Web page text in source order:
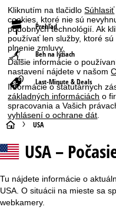
Kliknutím na tlačidloSúhlasiť
cookies, ktoré nie sú
podobných technológií. Ak
používať len služby, ktoré
plnenie zmluvy.
Ďalšie informácie o
nastavení nájdete v našom
Informácie o štatutárnych
základných informáciách o
spracovania a Vašich
vyhlásení o ochrane dát.
Prehľad
Beh na lyžiach
Last-Minute & Deals
H
l
v
USA
USA –
Tu nájdete informácie o
USA. O situácii na mieste sa
webkamery.